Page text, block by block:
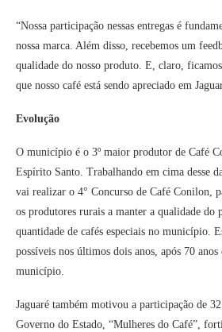
“Nossa participação nessas entregas é
nossa marca. Além disso, recebemos um
qualidade do nosso produto. E, claro,
que nosso café está sendo apreciado em
Evolução
O município é o 3º maior produtor de Café
Espírito Santo. Trabalhando em cima desse
vai realizar o 4° Concurso de Café Conilon,
os produtores rurais a manter a qualidade do
quantidade de cafés especiais no município.
possíveis nos últimos dois anos, após 70 anos
município.
Jaguaré também motivou a participação de
Governo do Estado, “Mulheres do Café”,